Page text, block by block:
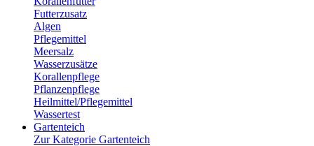
Futterzusatz
Algen
Pflegemittel
Meersalz
Wasserzusätze
Korallenpflege
Pflanzenpflege
Heilmittel/Pflegemittel
Wassertest
Gartenteich
Zur Kategorie Gartenteich